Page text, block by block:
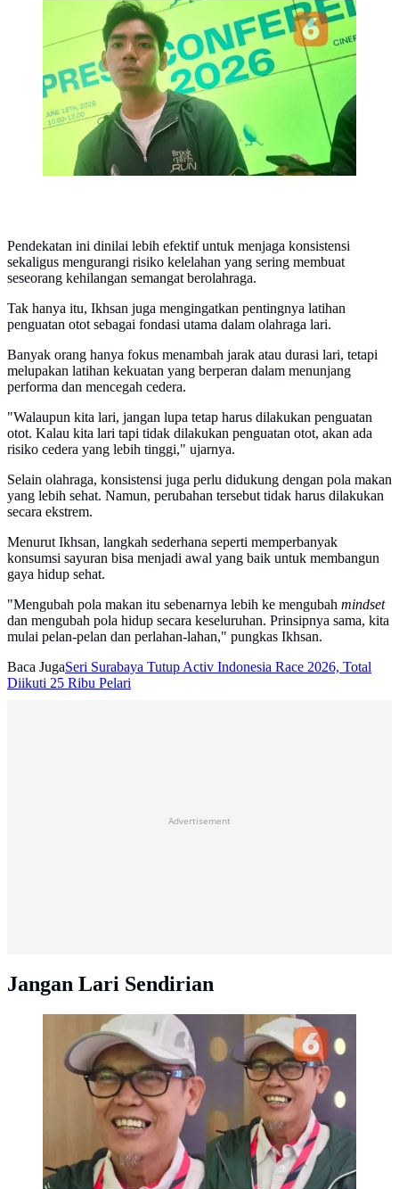
Dokter Ikhsan mengungkap cara konsisten lari yang
sering diabaikan, ternyata sesederhana ini. (Foto:
Aditya Eka Prawira/Liputan6.com)
Pendekatan ini dinilai lebih efektif untuk menjaga konsistensi
sekaligus mengurangi risiko kelelahan yang sering membuat
seseorang kehilangan semangat berolahraga.
Tak hanya itu, Ikhsan juga mengingatkan pentingnya latihan
penguatan otot sebagai fondasi utama dalam olahraga lari.
Banyak orang hanya fokus menambah jarak atau durasi lari, tetapi
melupakan latihan kekuatan yang berperan dalam menunjang
performa dan mencegah cedera.
"Walaupun kita lari, jangan lupa tetap harus dilakukan penguatan
otot. Kalau kita lari tapi tidak dilakukan penguatan otot, akan ada
risiko cedera yang lebih tinggi," ujarnya.
Selain olahraga, konsistensi juga perlu didukung dengan pola makan
yang lebih sehat. Namun, perubahan tersebut tidak harus dilakukan
secara ekstrem.
Menurut Ikhsan, langkah sederhana seperti memperbanyak
konsumsi sayuran bisa menjadi awal yang baik untuk membangun
gaya hidup sehat.
"Mengubah pola makan itu sebenarnya lebih ke mengubah mindset
dan mengubah pola hidup secara keseluruhan. Prinsipnya sama, kita
mulai pelan-pelan dan perlahan-lahan," pungkas Ikhsan.
Baca JugaSeri Surabaya Tutup Activ Indonesia Race 2026, Total
Diikuti 25 Ribu Pelari
Advertisement
Jangan Lari Sendirian